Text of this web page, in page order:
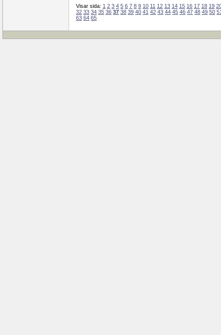
Visar sida: 1 2 3 4 5 6 7 8 9 10 11 12 13 14 15 16 17 18 19
32 33 34 35 36 37 38 39 40 41 42 43 44 45 46 47 48 49 50
63 64 65